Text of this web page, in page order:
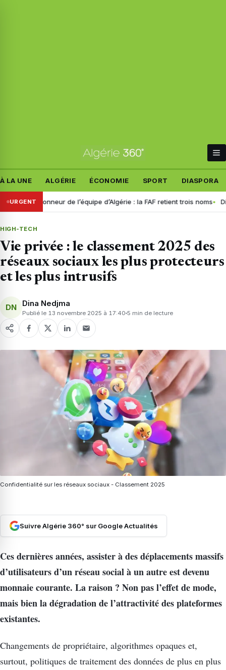
À LA UNE ALGÉRIE ÉCONOMIE SPORT DIASPORA
URGENTde l’équipe d’Algérie : la FAF retient trois noms Disparition
HIGH-TECH
Vie privée : le classement 2025 des
réseaux sociaux les plus protecteurs
et les plus intrusifs
DN Dina Nedjma
Publié le 13 novembre 2025 à 17:40 5 min de lecture
Confidentialité sur les réseaux sociaux - Classement 2025
Suivre Algérie 360° sur Google Actualités
Ces dernières années, assister à des déplacements massifs
d’utilisateurs d’un réseau social à un autre est devenu
monnaie courante. La raison ? Non pas l’effet de mode,
mais bien la dégradation de l’attractivité des plateformes
existantes.
Changements de propriétaire, algorithmes opaques et,
surtout, politiques de traitement des données de plus en plus